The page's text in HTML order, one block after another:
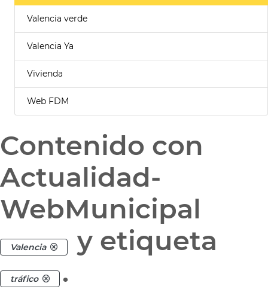
Valencia verde
Valencia Ya
Vivienda
Web FDM
Contenido con
Actualidad-
WebMunicipal
Valencia y etiqueta
tráfico .